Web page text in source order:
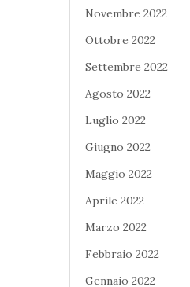
Novembre 2022
Ottobre 2022
Settembre 2022
Agosto 2022
Luglio 2022
Giugno 2022
Maggio 2022
Aprile 2022
Marzo 2022
Febbraio 2022
Gennaio 2022